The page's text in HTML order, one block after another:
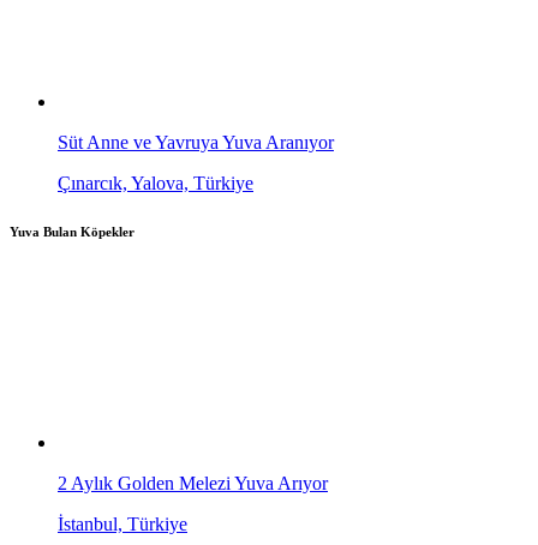
Süt Anne ve Yavruya Yuva Aranıyor
Çınarcık, Yalova, Türkiye
Yuva Bulan Köpekler
2 Aylık Golden Melezi Yuva Arıyor
İstanbul, Türkiye